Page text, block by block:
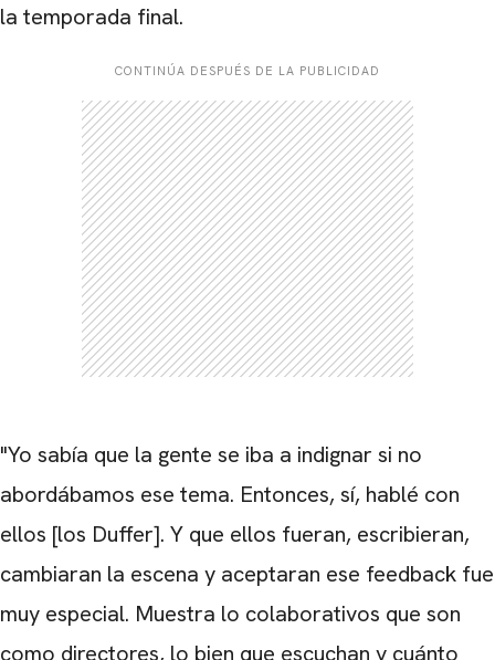
la temporada final.
CONTINÚA DESPUÉS DE LA PUBLICIDAD
"Yo sabía que la gente se iba a indignar si no
abordábamos ese tema. Entonces, sí, hablé con
ellos [los Duffer]. Y que ellos fueran, escribieran,
cambiaran la escena y aceptaran ese feedback fue
muy especial. Muestra lo colaborativos que son
como directores, lo bien que escuchan y cuánto